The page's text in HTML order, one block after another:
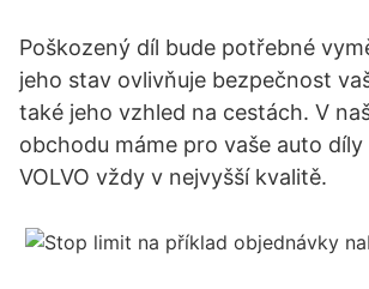
Poškozený díl bude potřebné
jeho stav ovlivňuje bezpečnost
také jeho vzhled na cestách. V
obchodu máme pro vaše auto díly
VOLVO vždy v nejvyšší kvalitě.